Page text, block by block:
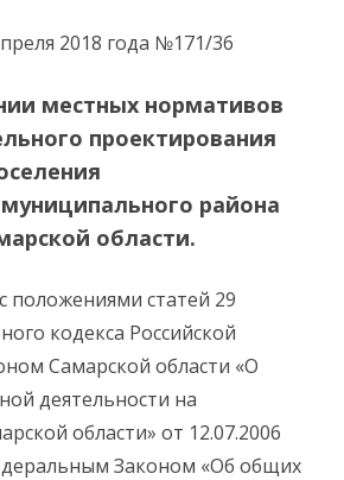
2018 года №171/36
местных нормативов
проектирования
района
области.
положениями статей 29
кодекса Российской
Самарской области «О
деятельности на
области» от 12.07.2006
Законом «Об общих